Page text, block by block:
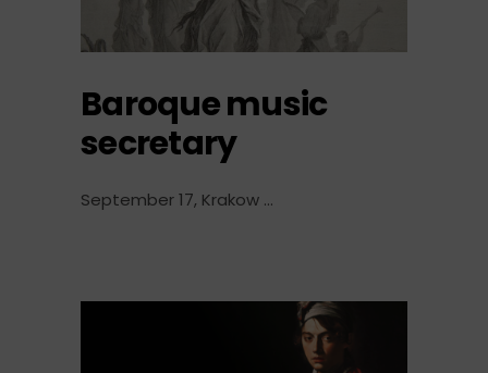
Baroque music
secretary
September 17, Krakow